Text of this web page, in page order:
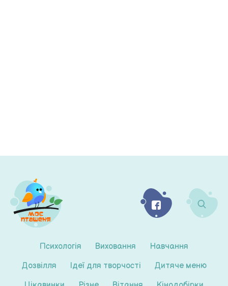
Психологія Виховання
Навчання
Дозвілля
Ідеї для творчості
Дитяче меню